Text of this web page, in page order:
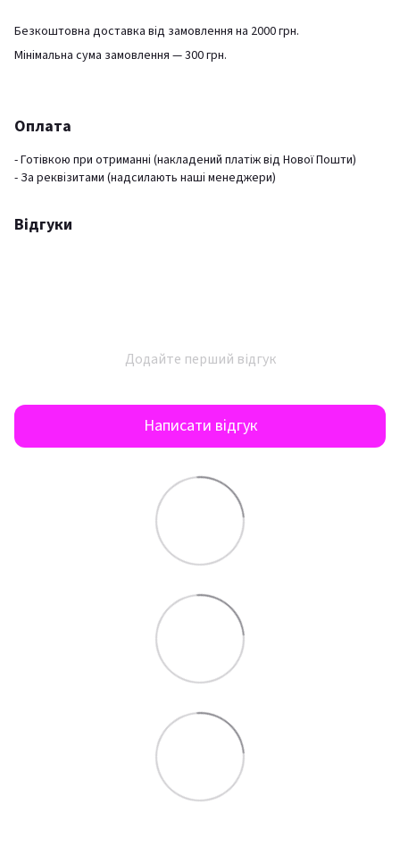
Безкоштовна доставка від замовлення на 2000 грн.
Мінімальна сума замовлення — 300 грн.
Оплата
- Готівкою при отриманні (накладений платіж від Нової Пошти)
- За реквізитами (надсилають наші менеджери)
Відгуки
Додайте перший відгук
Написати відгук